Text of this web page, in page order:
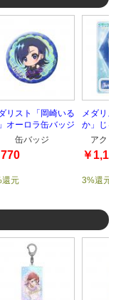
リスト「岡崎いる
オーロラ缶バッジ
缶バッジ
770
還元
メダリ
か」じ
ルスタ
アク
￥
3%還元